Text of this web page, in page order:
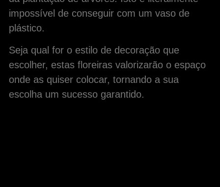
impossível de conseguir com um vaso de
plástico.
Seja qual for o estilo de decoração que
escolher, estas floreiras valorizarão o espaço
onde as quiser colocar, tornando a sua
escolha um sucesso garantido.